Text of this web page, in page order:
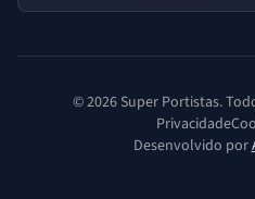
© 2026 Super Portistas.
Privacidade
Desenvolvido por